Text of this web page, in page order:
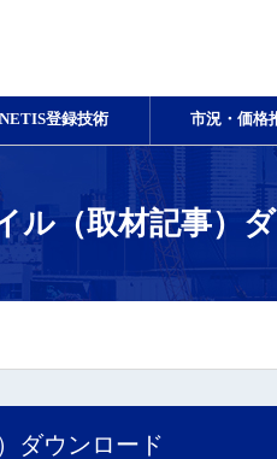
NETIS登録技術 市況・価格
ル（取材記事）
ダウンロード